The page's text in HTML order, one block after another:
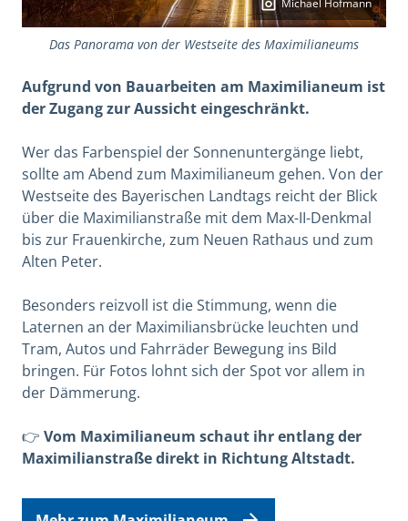
Das Panorama von der Westseite des Maximilianeums
Aufgrund von Bauarbeiten am Maximilianeum ist
der Zugang zur Aussicht eingeschränkt.
Wer das Farbenspiel der Sonnenuntergänge liebt,
sollte am Abend zum Maximilianeum gehen. Von der
Westseite des Bayerischen Landtags reicht der Blick
über die Maximilianstraße mit dem Max-II-Denkmal
bis zur Frauenkirche, zum Neuen Rathaus und zum
Alten Peter.
Besonders reizvoll ist die Stimmung, wenn die
Laternen an der Maximiliansbrücke leuchten und
Tram, Autos und Fahrräder Bewegung ins Bild
bringen. Für Fotos lohnt sich der Spot vor allem in
der Dämmerung.
👉 Vom Maximilianeum schaut ihr entlang der
Maximilianstraße direkt in Richtung Altstadt.